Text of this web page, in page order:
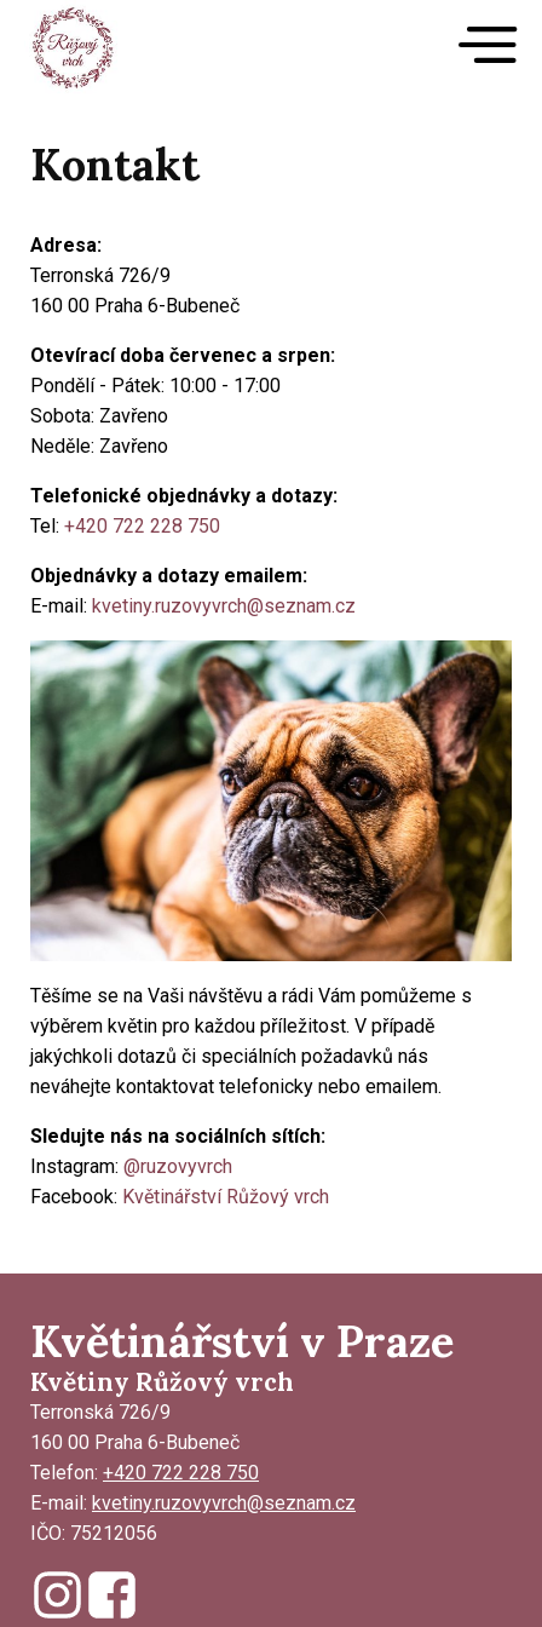
Kontakt
Adresa:
Terronská 726/9
160 00 Praha 6-Bubeneč
Otevírací doba červenec a srpen:
Pondělí - Pátek: 10:00 - 17:00
Sobota: Zavřeno
Neděle: Zavřeno
Telefonické objednávky a dotazy:
Tel: +420 722 228 750
Objednávky a dotazy emailem:
E-mail: kvetiny.ruzovyvrch@seznam.cz
Těšíme se na Vaši návštěvu a rádi Vám pomůžeme s
výběrem květin pro každou příležitost. V případě
jakýchkoli dotazů či speciálních požadavků nás
neváhejte kontaktovat telefonicky nebo emailem.
Sledujte nás na sociálních sítích:
Instagram: @ruzovyvrch
Facebook: Květinářství Růžový vrch
Květinářství v Praze
Květiny Růžový vrch
Terronská 726/9
160 00 Praha 6-Bubeneč
Telefon: +420 722 228 750
E-mail: kvetiny.ruzovyvrch@seznam.cz
IČO: 75212056